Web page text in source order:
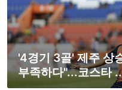
'4경기 3골' 제주 상
부족하다"...코스타 ..